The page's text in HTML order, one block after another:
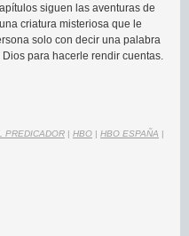
siguen las aventuras de
criatura misteriosa que le
solo con decir una palabra
para hacerle rendir cuentas.
PREDICADOR | HBO | HBO ESPAÑA |